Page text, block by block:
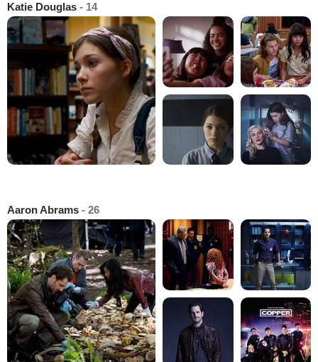
Katie Douglas - 14
Aaron Abrams - 26